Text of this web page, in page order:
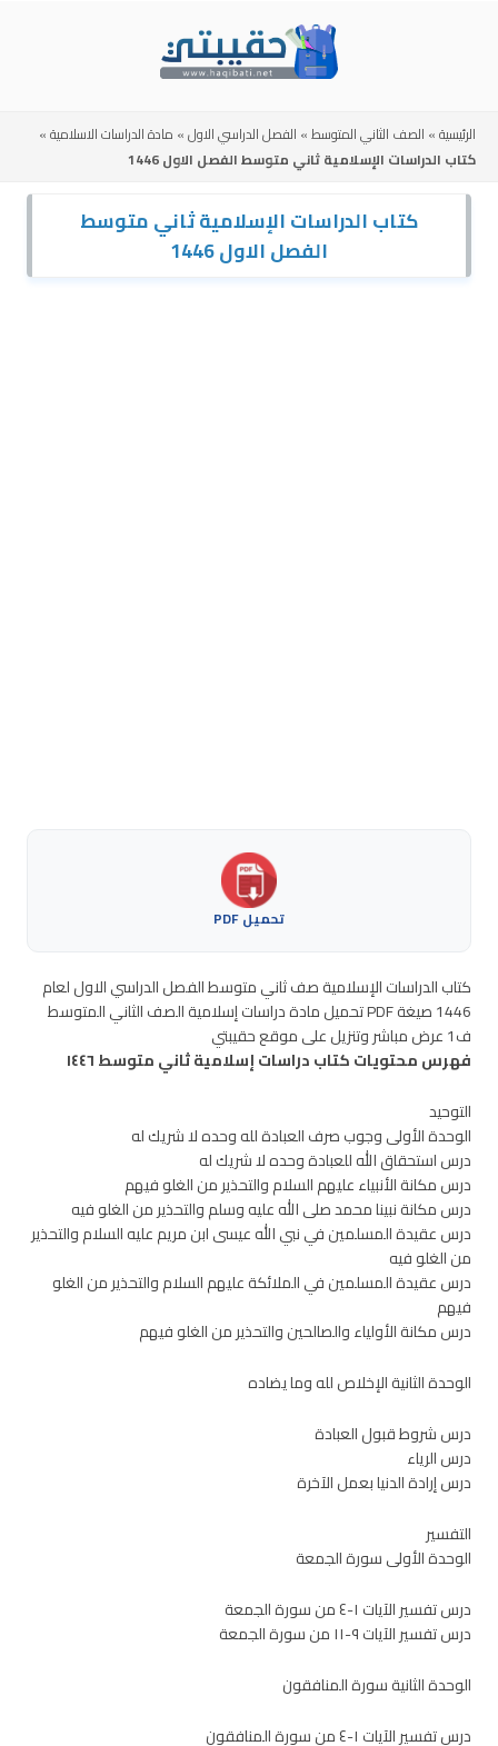
الرئيسية» الصف الثاني المتوسط» الفصل الدراسي الاول» مادة الدراسات الاسلامية»
كتاب الدراسات الإسلامية ثاني متوسط الفصل الاول 1446
كتاب الدراسات الإسلامية ثاني متوسط
الفصل الاول 1446
تحميل PDF
كتاب الدراسات الإسلامية صف ثاني متوسط الفصل الدراسي الاول لعام
1446 صيغة PDF تحميل مادة دراسات إسلامية الصف الثاني المتوسط
ف1 عرض مباشر وتنزيل على موقع حقيبتي
فهرس محتويات كتاب دراسات إسلامية ثاني متوسط ١٤٤٦
التوحيد
الوحدة الأولى وجوب صرف العبادة لله وحده لا شريك له
درس استحقاق الله للعبادة وحده لا شريك له
درس مكانة الأنبياء عليهم السلام والتحذير من الغلو فيهم
درس مكانة نبينا محمد صلى الله عليه وسلم والتحذير من الغلو فيه
درس عقيدة المسلمين في نبي الله عيسى ابن مريم عليه السلام والتحذير
من الغلو فيه
درس عقيدة المسلمين في الملائكة عليهم السلام والتحذير من الغلو
فيهم
درس مكانة الأولياء والصالحين والتحذير من الغلو فيهم
الوحدة الثانية الإخلاص لله وما يضاده
درس شروط قبول العبادة
درس الرياء
درس إرادة الدنيا بعمل الآخرة
التفسير
الوحدة الأولى سورة الجمعة
درس تفسير الآيات ١-٤ من سورة الجمعة
درس تفسير الآيات ٩-١١ من سورة الجمعة
الوحدة الثانية سورة المنافقون
درس تفسير الآيات ١-٤ من سورة المنافقون